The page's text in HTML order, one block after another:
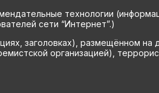
технологии
сети “Интернет”.)
заголовках), размещённом
организацией),